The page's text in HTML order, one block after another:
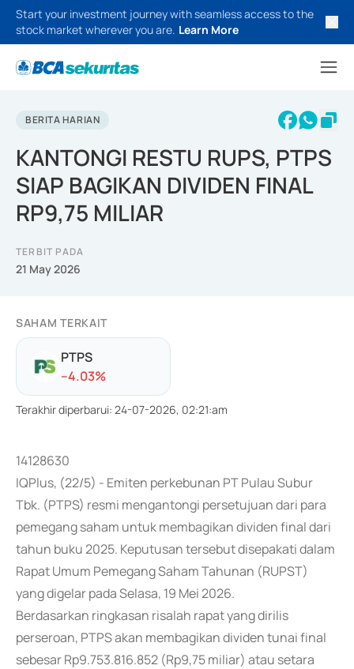
Start your investment journey with seamless access to the
stock market wherever you are. Learn More
BERITA HARIAN
KANTONGI RESTU RUPS, PTPS
SIAP BAGIKAN DIVIDEN FINAL
RP9,75 MILIAR
TERBIT PADA
21 May 2026
SAHAM TERKAIT
PTPS
--4.03%
Terakhir diperbarui: 24-07-2026, 02:21:am
14128630
IQPlus, (22/5) - Emiten perkebunan PT Pulau Subur
Tbk. (PTPS) resmi mengantongi persetujuan dari para
pemegang saham untuk membagikan dividen final dari
tahun buku 2025. Keputusan tersebut disepakati dalam
Rapat Umum Pemegang Saham Tahunan (RUPST)
yang digelar pada Selasa, 19 Mei 2026.
Berdasarkan ringkasan risalah rapat yang dirilis
perseroan, PTPS akan membagikan dividen tunai final
sebesar Rp9.753.816.852 (Rp9,75 miliar) atau setara